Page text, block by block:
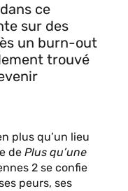
ce
sur des
un burn-out
trouvé
plus qu’un lieu
de Plus qu’une
2 se confie
peurs, ses